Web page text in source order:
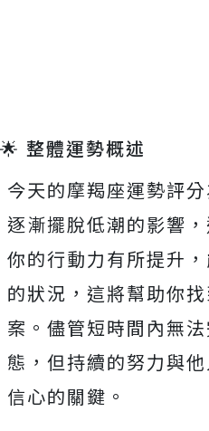
🌟 整體運勢概述
今天的摩羯座運勢
逐漸擺脫低潮的影響
你的行動力有所提升
的狀況，這將幫助你
案。儘管短時間內無
態，但持續的努力與
信心的關鍵。